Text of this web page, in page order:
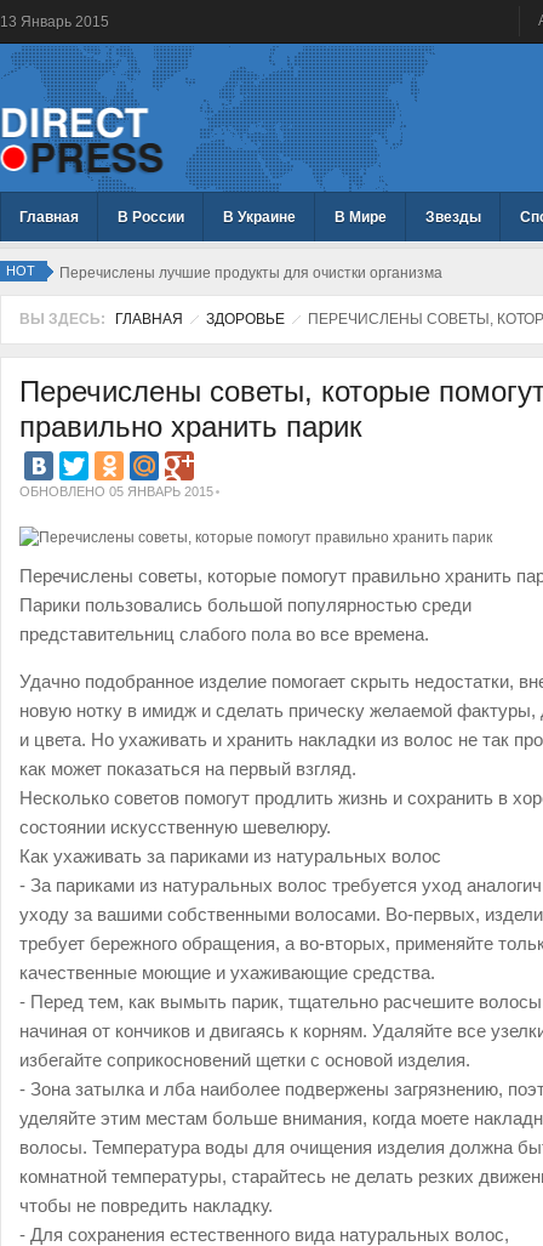
13 Январь 2015
Главная В России В Украине В Мире Звезды
HOT Перечислены лучшие продукты для очистки организма
ВЫ ЗДЕСЬ: ГЛАВНАЯ ЗДОРОВЬЕ ПЕРЕЧИСЛЕНЫ СОВЕТЫ,
Перечислены советы, которые
правильно хранить парик
ОБНОВЛЕНО 05 ЯНВАРЬ 2015
Перечислены советы, которые помогут правильно хранить
Парики пользовались большой популярностью среди
представительниц слабого пола во все времена.
Удачно подобранное изделие помогает скрыть недостатки,
новую нотку в имидж и сделать прическу желаемой
и цвета. Но ухаживать и хранить накладки из волос не так
как может показаться на первый взгляд.
Несколько советов помогут продлить жизнь и сохранить в
состоянии искусственную шевелюру.
Как ухаживать за париками из натуральных волос
- За париками из натуральных волос требуется уход
уходу за вашими собственными волосами. Во-первых,
требует бережного обращения, а во-вторых, применяйте
качественные моющие и ухаживающие средства.
- Перед тем, как вымыть парик, тщательно расчешите
начиная от кончиков и двигаясь к корням. Удаляйте все
избегайте соприкосновений щетки с основой изделия.
- Зона затылка и лба наиболее подвержены загрязнению,
уделяйте этим местам больше внимания, когда моете
волосы. Температура воды для очищения изделия должна
комнатной температуры, старайтесь не делать резких
чтобы не повредить накладку.
- Для сохранения естественного вида натуральных волос,